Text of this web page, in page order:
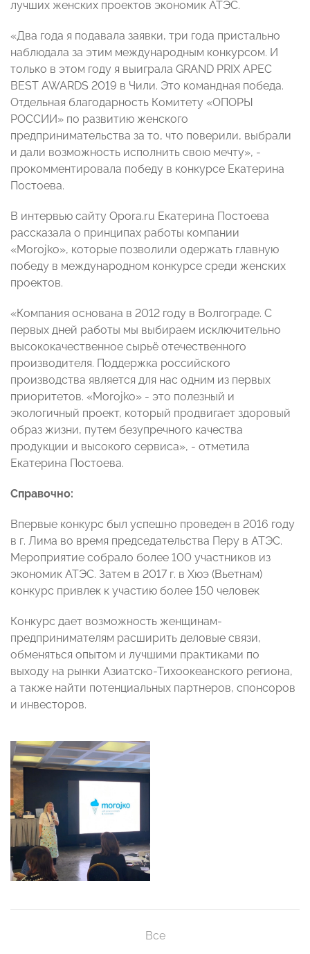
лучших женских проектов экономик АТЭС.
«Два года я подавала заявки, три года пристально
наблюдала за этим международным конкурсом. И
только в этом году я выиграла GRAND PRIX APEC
BEST AWARDS 2019 в Чили. Это командная победа.
Отдельная благодарность Комитету «ОПОРЫ
РОССИИ» по развитию женского
предпринимательства за то, что поверили, выбрали
и дали возможность исполнить свою мечту», -
прокомментировала победу в конкурсе Екатерина
Постоева.
В интервью сайту Opora.ru Екатерина Постоева
рассказала о принципах работы компании
«Morojko», которые позволили одержать главную
победу в международном конкурсе среди женских
проектов.
«Компания основана в 2012 году в Волгограде. С
первых дней работы мы выбираем исключительно
высококачественное сырьё отечественного
производителя. Поддержка российского
производства является для нас одним из первых
приоритетов. «Morojko» - это полезный и
экологичный проект, который продвигает здоровый
образ жизни, путем безупречного качества
продукции и высокого сервиса», - отметила
Екатерина Постоева.
Справочно:
Впервые конкурс был успешно проведен в 2016 году
в г. Лима во время председательства Перу в АТЭС.
Мероприятие собрало более 100 участников из
экономик АТЭС. Затем в 2017 г. в Хюэ (Вьетнам)
конкурс привлек к участию более 150 человек
Конкурс дает возможность женщинам-
предпринимателям расширить деловые связи,
обменяться опытом и лучшими практиками по
выходу на рынки Азиатско-Тихоокеанского региона,
а также найти потенциальных партнеров, спонсоров
и инвесторов.
Все